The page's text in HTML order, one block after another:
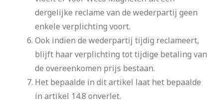
dergelijke reclame van de wederpartij geen
enkele verplichting voort.
Ook indien de wederpartij tijdig reclameert,
blijft haar verplichting tot tijdige betaling van
de overeenkomen prijs bestaan.
Het bepaalde in dit artikel laat het bepaalde
in artikel 14.8 onverlet.